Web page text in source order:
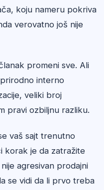
koju nameru pokriva
verovatno još nije
promeni sve. Ali
interno
veliki broj
pravi ozbiljnu razliku.
vaš sajt trenutno
korak je da zatražite
nije agresivan prodajni
se vidi da li prvo treba